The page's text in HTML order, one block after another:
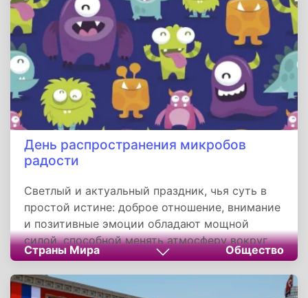
скрывается в умении замедлиться,
отключиться от шума мира и позволить себе
маленькую, но такую важную роскошь —
никуда не спешить.
День распространения микробов
радости
Светлый и актуальный праздник, чья суть в
простой истине: доброе отношение, внимание
и позитивные эмоции обладают мощной
силой, способной менять атмосферу вокруг
нас. В мире, полном напряженности и суеты,
такая инициатива призывает не забывать о
целительной силе простой человеческой
Страны Мира Общество